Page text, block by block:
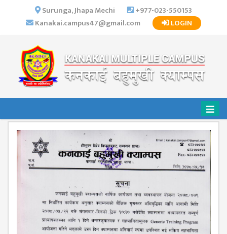
ABOUT US
INSTITUTIONAL
OVERVIEW
VISION MISSION
OBJECTIVES
MAJOR
STRATEGIES
ORGANIZATIONAL
STRUCTURE
ACTIVITIES &
ACHIEVEMENTS
Surunga, Jhapa Mechi
+977-023-550153
Kanakai.campus47@gmail.com
LOGIN